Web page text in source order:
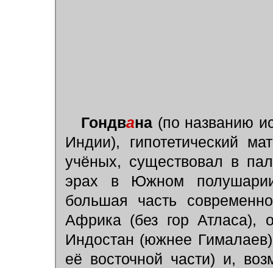
Гондвана (по названию
Индии), гипотетический
учёных, существовал в
эрах в Южном
большая часть
Африка (без гор Атласа),
Индостан (южнее
её восточной части) и,